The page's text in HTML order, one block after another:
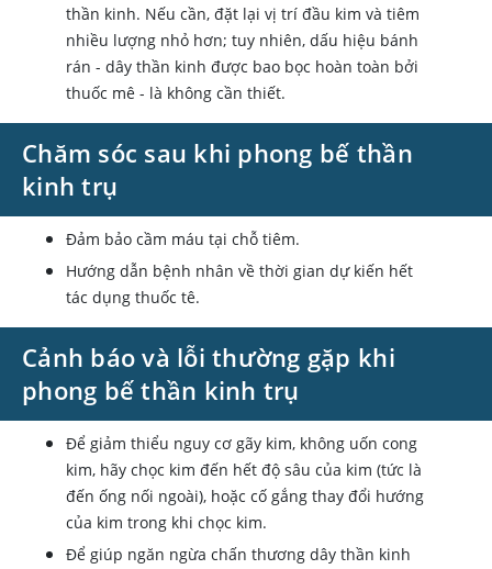
thần kinh. Nếu cần, đặt lại vị trí đầu kim và tiêm
nhiều lượng nhỏ hơn; tuy nhiên, dấu hiệu bánh
rán - dây thần kinh được bao bọc hoàn toàn bởi
thuốc mê - là không cần thiết.
Chăm sóc sau khi phong bế thần
kinh trụ
Đảm bảo cầm máu tại chỗ tiêm.
Hướng dẫn bệnh nhân về thời gian dự kiến hết
tác dụng thuốc tê.
Cảnh báo và lỗi thường gặp khi
phong bế thần kinh trụ
Để giảm thiểu nguy cơ gãy kim, không uốn cong
kim, hãy chọc kim đến hết độ sâu của kim (tức là
đến ống nối ngoài), hoặc cố gắng thay đổi hướng
của kim trong khi chọc kim.
Để giúp ngăn ngừa chấn thương dây thần kinh